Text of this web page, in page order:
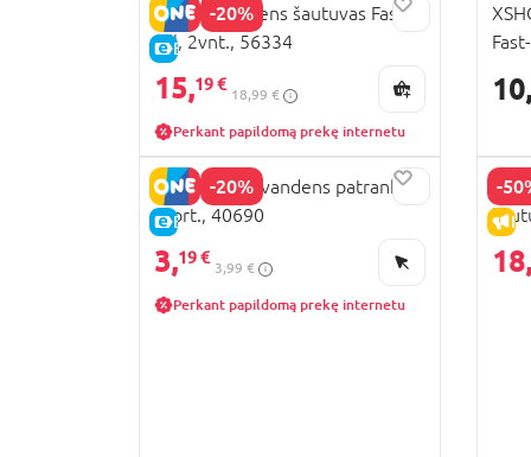
-20%
E-KAINA
XSHOT vandens šautuvas Fast-
Fill, 2vnt., 56334
15,19 €
18,99 €
Perkant papildomą prekę internetu
10,
-20%
E-KAINA
JOHN Stitch vandens patranka,
asort., 40690
3,19 €
3,99 €
Perkant papildomą prekę internetu
-
18,